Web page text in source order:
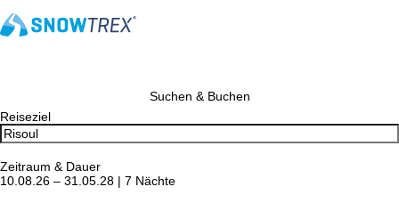
Suchen & Buchen
Reiseziel
Zeitraum & Dauer
10.08.26 – 31.05.28 | 7 Nächte